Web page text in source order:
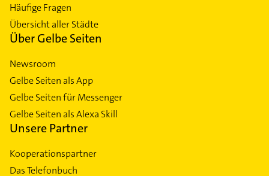
Häufige Fragen
Übersicht aller Städte
Über Gelbe Seiten
Newsroom
Gelbe Seiten als App
Gelbe Seiten für Messenger
Gelbe Seiten als Alexa Skill
Unsere Partner
Kooperationspartner
Das Telefonbuch